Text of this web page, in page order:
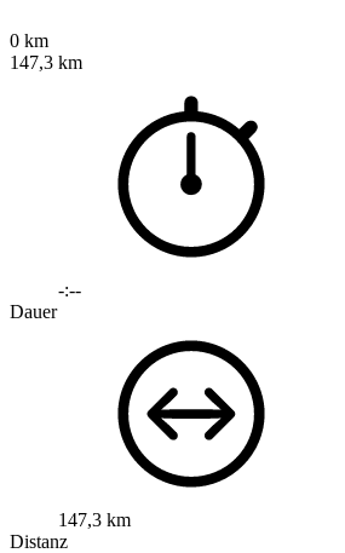
0 km
147,3 km
-:--
Dauer
147,3 km
Distanz